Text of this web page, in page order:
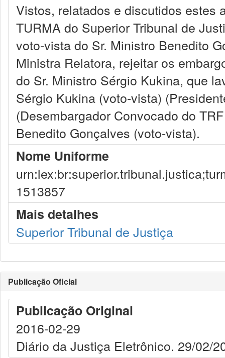
Vistos, relatados e discutidos estes
TURMA do Superior Tribunal de
voto-vista do Sr. Ministro Benedito
Ministra Relatora, rejeitar os
do Sr. Ministro Sérgio Kukina, que
Sérgio Kukina (voto-vista)
(Desembargador Convocado do
Benedito Gonçalves (voto-vista).
Nome Uniforme
1513857
Mais detalhes
Superior Tribunal de Justiça
Publicação Oficial
Publicação Original
2016-02-29
Diário da Justiça Eletrônico. 29/02/